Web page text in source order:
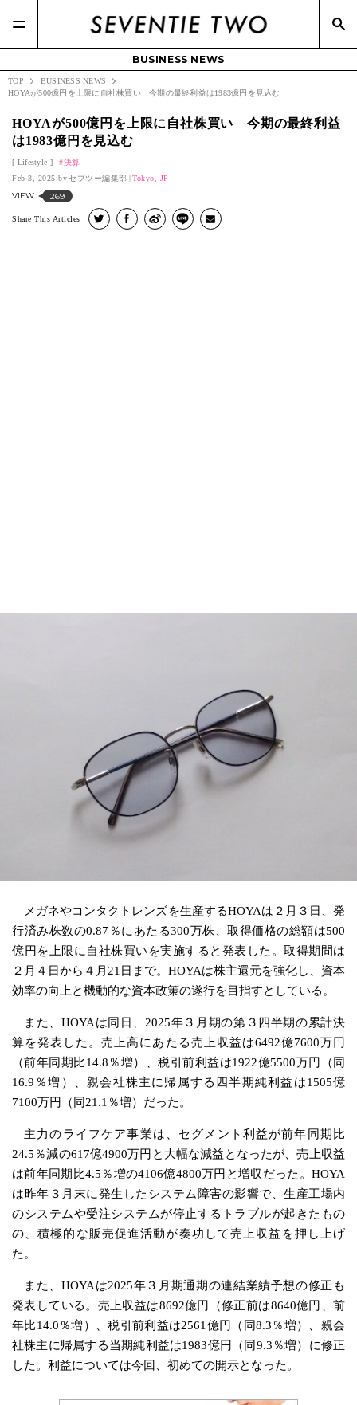
BUSINESS NEWS
TOP
BUSINESS NEWS
HOYAが500億円を上限に自社株買い 今期の最終利益は1983億円を見込む
HOYAが500億円を上限に自社株買い 今期の最終利益
は1983億円を見込む
Lifestyle
決算
Feb 3, 2025.
セブツー編集部 Tokyo, JP
VIEW 269
Share This Articles
メガネやコンタクトレンズを生産するHOYAは２月３日、発
行済み株数の0.87％にあたる300万株、取得価格の総額は500
億円を上限に自社株買いを実施すると発表した。取得期間は
２月４日から４月21日まで。HOYAは株主還元を強化し、資本
効率の向上と機動的な資本政策の遂行を目指すとしている。
また、HOYAは同日、2025年３月期の第３四半期の累計決
算を発表した。売上高にあたる売上収益は6492億7600万円
（前年同期比14.8％増）、税引前利益は1922億5500万円（同
16.9％増）、親会社株主に帰属する四半期純利益は1505億
7100万円（同21.1％増）だった。
主力のライフケア事業は、セグメント利益が前年同期比
24.5％減の617億4900万円と大幅な減益となったが、売上収益
は前年同期比4.5％増の4106億4800万円と増収だった。HOYA
は昨年３月末に発生したシステム障害の影響で、生産工場内
のシステムや受注システムが停止するトラブルが起きたもの
の、積極的な販売促進活動が奏功して売上収益を押し上げ
た。
また、HOYAは2025年３月期通期の連結業績予想の修正も
発表している。売上収益は8692億円（修正前は8640億円、前
年比14.0％増）、税引前利益は2561億円（同8.3％増）、親会
社株主に帰属する当期純利益は1983億円（同9.3％増）に修正
した。利益については今回、初めての開示となった。